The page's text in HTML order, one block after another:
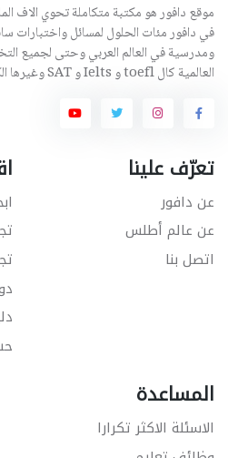
موقع دافور هو مكتبة متكاملة تحوي الاف
في دافور مئات الحلول لمسائل واختبارات
ومدرسية في العالم العربي وحتى لجميع
العالمية كال toefl و Ielts و SAT وغيرها الكثير.
تعرّف علينا
عن دافور
عن عالم أطلس
اتصل بنا
المساعدة
الاسئلة الاكثر تكرارا